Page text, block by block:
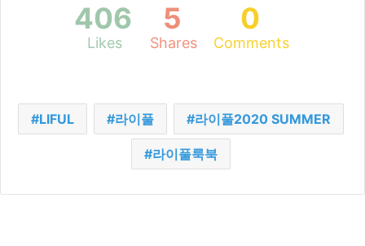
406
Likes
5
Shares
0
Comments
LIFUL 라이풀 라이풀2020 SUMMER
라이풀룩북